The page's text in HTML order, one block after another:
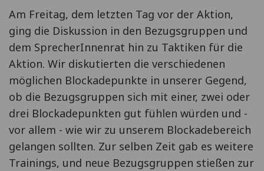
Am Freitag, dem letzten Tag vor der Aktion,
ging die Diskussion in den Bezugsgruppen und
dem SprecherInnenrat hin zu Taktiken für die
Aktion. Wir diskutierten die verschiedenen
möglichen Blockadepunkte in unserer Gegend,
ob die Bezugsgruppen sich mit einer, zwei oder
drei Blockadepunkten gut fühlen würden und -
vor allem - wie wir zu unserem Blockadebereich
gelangen sollten. Zur selben Zeit gab es weitere
Trainings, und neue Bezugsgruppen stießen zur